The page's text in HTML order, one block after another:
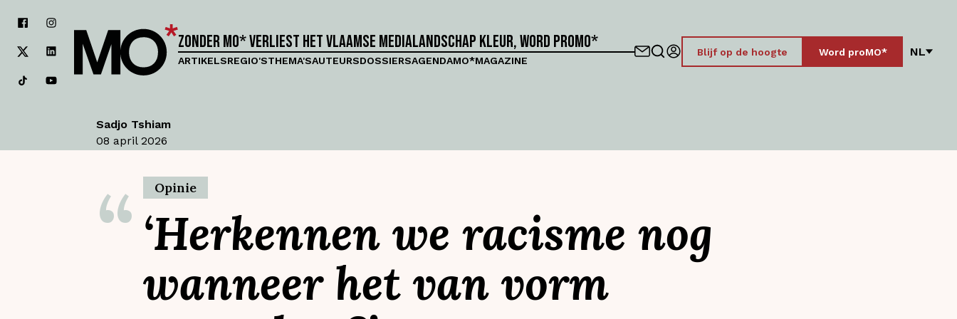
Zonder MO* verliest het Vlaamse medialandschap kleur, word proMO*
ARTIKELSREGIO'STHEMA'SAUTEURSDOSSIERSAGENDAMO*MAGAZINE
Blijf op de hoogte Word proMO* NL
Sadjo Tshiam
08 april 2026
Opinie
“ ‘Herkennen we racisme nog
wanneer het van vorm